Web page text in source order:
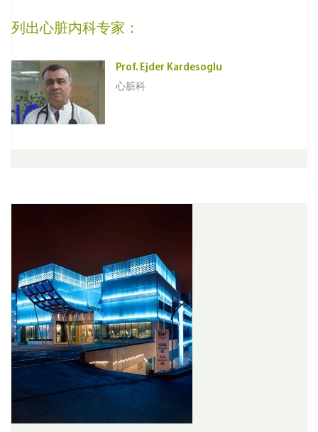
列出心脏内科专家：
Prof. Ejder Kardesoglu
心脏科